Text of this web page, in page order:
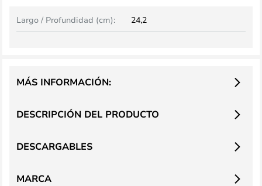
Largo / Profundidad (cm): 24,2
DESCRIPCIÓN DEL PRODUCTO
MÁS INFORMACIÓN:
DESCARGABLES
MARCA